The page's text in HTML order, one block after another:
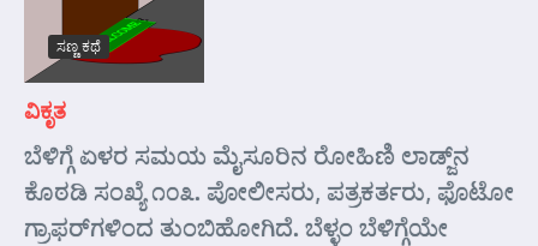
ಸಣ್ಣ ಕಥೆ
ವಿಕೃತ
ಬೆಳಿಗ್ಗೆ ಏಳರ ಸಮಯ ಮೈಸೂರಿನ ರೋಹಿಣಿ ಲಾಡ್ಜ್‌ನ
ಕೊಠಡಿ ಸಂಖ್ಯೆ ೧೦೩. ಪೋಲೀಸರು, ಪತ್ರಕರ್ತರು, ಫೊಟೋ
ಗ್ರಾಫರ್‌ಗಳಿಂದ ತುಂಬಿಹೋಗಿದೆ. ಬೆಳ್ಳಂ ಬೆಳಿಗ್ಗೆಯೇ